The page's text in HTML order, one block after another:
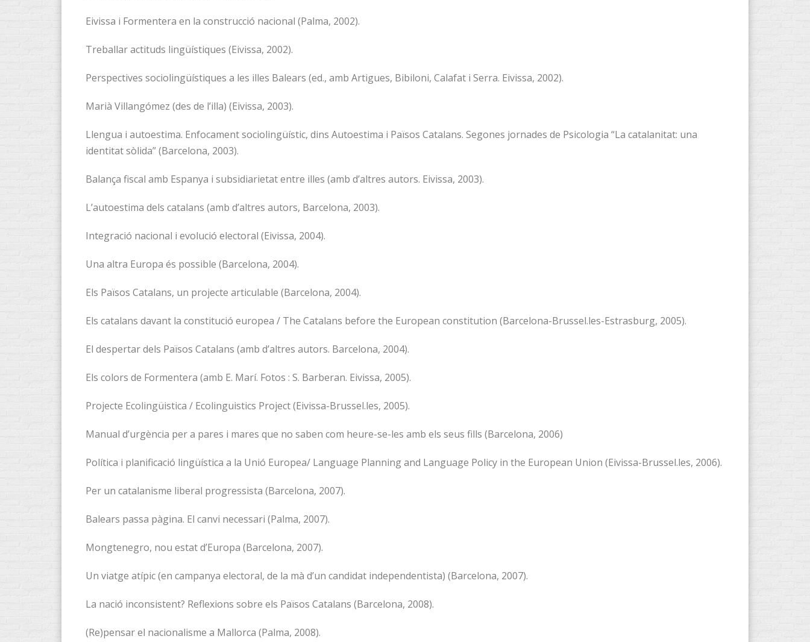
Eivissa i Formentera en la construcció nacional (Palma, 2002).
Treballar actituds lingüístiques (Eivissa, 2002).
Perspectives sociolingüístiques a les illes Balears (ed., amb Artigues, Bibiloni, Calafat i Serra. Eivissa, 2002).
Marià Villangómez (des de l’illa) (Eivissa, 2003).
Llengua i autoestima. Enfocament sociolingüístic, dins Autoestima i Països Catalans. Segones jornades de Psicologia “La catalanitat: una
identitat sòlida” (Barcelona, 2003).
Balança fiscal amb Espanya i subsidiarietat entre illes (amb d’altres autors. Eivissa, 2003).
L’autoestima dels catalans (amb d’altres autors, Barcelona, 2003).
Integració nacional i evolució electoral (Eivissa, 2004).
Una altra Europa és possible (Barcelona, 2004).
Els Països Catalans, un projecte articulable (Barcelona, 2004).
Els catalans davant la constitució europea / The Catalans before the European constitution (Barcelona-Brussel.les-Estrasburg, 2005).
El despertar dels Països Catalans (amb d’altres autors. Barcelona, 2004).
Els colors de Formentera (amb E. Marí. Fotos : S. Barberan. Eivissa, 2005).
Projecte Ecolingüistica / Ecolinguistics Project (Eivissa-Brussel.les, 2005).
Manual d’urgència per a pares i mares que no saben com heure-se-les amb els seus fills (Barcelona, 2006)
Política i planificació lingüística a la Unió Europea/ Language Planning and Language Policy in the European Union (Eivissa-Brussel.les, 2006).
Per un catalanisme liberal progressista (Barcelona, 2007).
Balears passa pàgina. El canvi necessari (Palma, 2007).
Mongtenegro, nou estat d’Europa (Barcelona, 2007).
Un viatge atípic (en campanya electoral, de la mà d’un candidat independentista) (Barcelona, 2007).
La nació inconsistent? Reflexions sobre els Països Catalans (Barcelona, 2008).
(Re)pensar el nacionalisme a Mallorca (Palma, 2008).